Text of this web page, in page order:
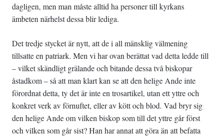
dagligen, men man måste alltid ha personer till kyrkans
ämbeten närhelst dessa blir lediga.
Det tredje stycket är nytt, att de i all mänsklig välmening
tillsatte en patriark. Men vi har ovan berättat vad detta ledde till
– vilket skändligt grälande och bitande dessa två biskopar
åstadkom – så att man klart kan se att den helige Ande inte
förordnat detta, ty det är inte en trosartikel, utan ett yttre och
konkret verk av förnuftet, eller av kött och blod. Vad bryr sig
den helige Ande om vilken biskop som till det yttre går först
och vilken som går sist? Han har annat att göra än att befatta